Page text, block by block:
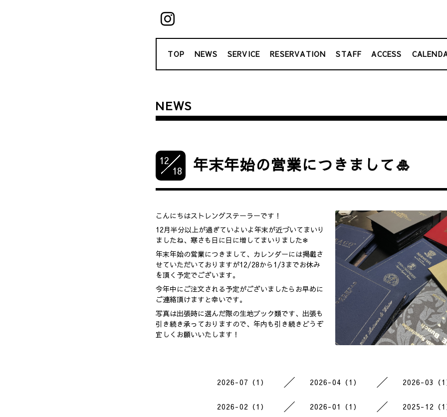
TOP NEWS SERVICE RESERVATION STAFF ACCESS
NEWS
12
18
年末年始の営業につきまして🎍
こんにちはストレングステーラーです！
12月半分以上が過ぎていよいよ年末が近づいてまいり
ましたね、寒さも日に日に増してまいりました❄︎
年末年始の営業につきまして、カレンダーには掲載さ
せていただいておりますが12/28から1/3までお休み
を頂く予定でございます。
今年中にご注文される予定がございましたらお早めに
ご連絡頂けますと幸いです。
写真は出張時に選んだ際の生地ブック類です、出張も
引き続き承っておりますので、年内も引き続きどうぞ
宜しくお願いいたします！
2026-07（1） 2026-04（1） 2026-03（1
2026-02（1） 2026-01（1） 2025-12（1